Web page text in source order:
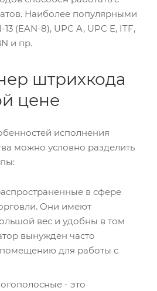
Наиболее популярными
(EAN-8), UPC A, UPC E, ITF,
и пр.
штрихкода
цене
исполнения
можно условно разделить
в сфере
Они имеют
вес и удобны в том
вынужден часто
для работы с
- это